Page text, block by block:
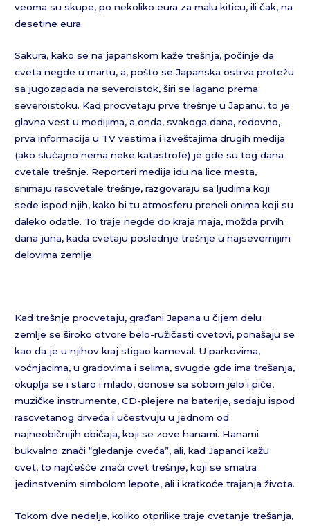
veoma su skupe, po nekoliko eura za malu kiticu, ili čak, na
desetine eura.
Sakura, kako se na japanskom kaže trešnja, počinje da
cveta negde u martu, a, pošto se Japanska ostrva protežu
sa jugozapada na severoistok, širi se lagano prema
severoistoku. Kad procvetaju prve trešnje u Japanu, to je
glavna vest u medijima, a onda, svakoga dana, redovno,
prva informacija u TV vestima i izveštajima drugih medija
(ako slučajno nema neke katastrofe) je gde su tog dana
cvetale trešnje. Reporteri medija idu na lice mesta,
snimaju rascvetale trešnje, razgovaraju sa ljudima koji
sede ispod njih, kako bi tu atmosferu preneli onima koji su
daleko odatle. To traje negde do kraja maja, možda prvih
dana juna, kada cvetaju poslednje trešnje u najsevernijim
delovima zemlje.
Kad trešnje procvetaju, građani Japana u čijem delu
zemlje se široko otvore belo-ružičasti cvetovi, ponašaju se
kao da je u njihov kraj stigao karneval. U parkovima,
voćnjacima, u gradovima i selima, svugde gde ima trešanja,
okuplja se i staro i mlado, donose sa sobom jelo i piće,
muzičke instrumente, CD-plejere na baterije, sedaju ispod
rascvetanog drveća i učestvuju u jednom od
najneobičnijih običaja, koji se zove hanami. Hanami
bukvalno znači “gledanje cveća”, ali, kad Japanci kažu
cvet, to najčešće znači cvet trešnje, koji se smatra
jedinstvenim simbolom lepote, ali i kratkoće trajanja života.
Tokom dve nedelje, koliko otprilike traje cvetanje trešanja,